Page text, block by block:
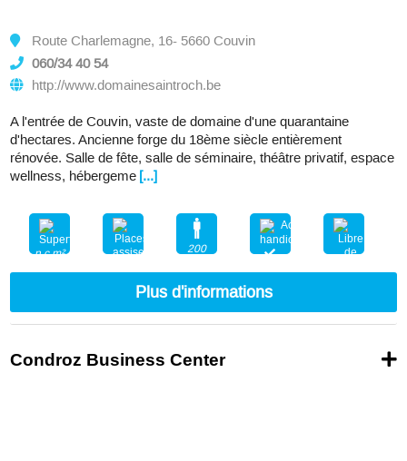
Route Charlemagne, 16- 5660 Couvin
060/34 40 54
http://www.domainesaintroch.be
A l'entrée de Couvin, vaste de domaine d'une quarantaine
d'hectares. Ancienne forge du 18ème siècle entièrement
rénovée. Salle de fête, salle de séminaire, théâtre privatif, espace
wellness, hébergeme [...]
n.c.m²
200
Plus d'informations
Condroz Business Center